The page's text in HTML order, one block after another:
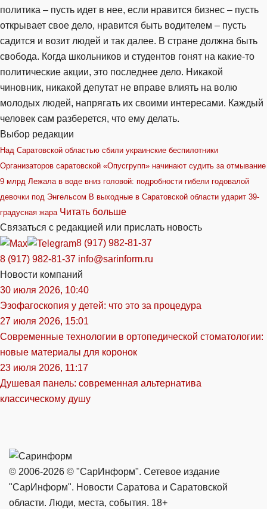
политика – пусть идет в нее, если нравится бизнес – пусть
открывает свое дело, нравится быть водителем – пусть
садится и возит людей и так далее. В стране должна быть
свобода. Когда школьников и студентов гонят на какие-то
политические акции, это последнее дело. Никакой
чиновник, никакой депутат не вправе влиять на волю
молодых людей, напрягать их своими интересами. Каждый
человек сам разберется, что ему делать.
Выбор редакции
Над Саратовской областью сбили украинские беспилотники
Организаторов саратовской «Опусгрупп» начинают судить за отмывание
9 млрд Лежала в воде вниз головой: подробности гибели годовалой
девочки под Энгельсом В выходные в Саратовской области ударит 39-
градусная жара Читать больше
Связаться с редакцией или прислать новость
8 (917) 982-81-37
8 (917) 982-81-37 info@sarinform.ru
Новости компаний
30 июля 2026, 10:40
Эзофагоскопия у детей: что это за процедура
27 июля 2026, 15:01
Современные технологии в ортопедической стоматологии:
новые материалы для коронок
23 июля 2026, 11:17
Душевая панель: современная альтернатива
классическому душу
© 2006-2026 © "СарИнформ". Сетевое издание
"СарИнформ". Новости Саратова и Саратовской
области. Люди, места, события. 18+